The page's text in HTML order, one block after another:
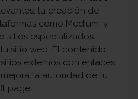
la creación de
como Medium, y
sitios especializados
sitio web. El contenido
externos con enlaces
la autoridad de tu
page.